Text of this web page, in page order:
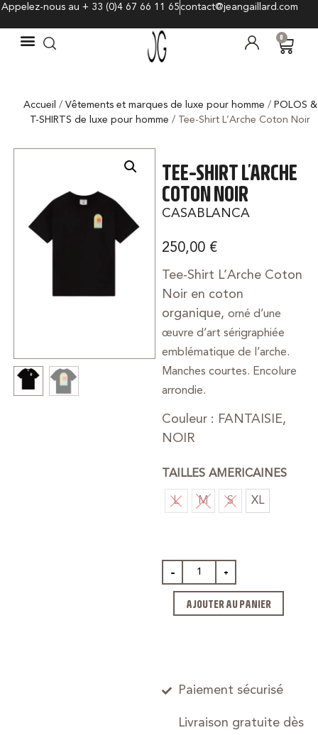
Appelez-nous au + 33 (0)4 67 66 11 65contact@jeangaillard.com
0
Accueil / Vêtements et marques de luxe pour homme / POLOS &
T-SHIRTS de luxe pour homme / Tee-Shirt L’Arche Coton Noir
TEE-SHIRT L’ARCHE
COTON NOIR
CASABLANCA
250,00€
Tee-Shirt L’Arche Coton
Noir en coton
organique,orné d’une
œuvre d’art sérigraphiée
emblématique de l’arche.
Manches courtes. Encolure
arrondie.
Couleur : FANTAISIE,
NOIR
TAILLES AMERICAINES
L M S XL
- +
AJOUTER AU PANIER
Paiement sécurisé
Livraison gratuite dès